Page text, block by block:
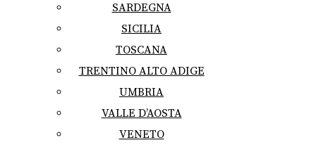
SARDEGNA
SICILIA
TOSCANA
TRENTINO ALTO ADIGE
UMBRIA
VALLE D’AOSTA
VENETO